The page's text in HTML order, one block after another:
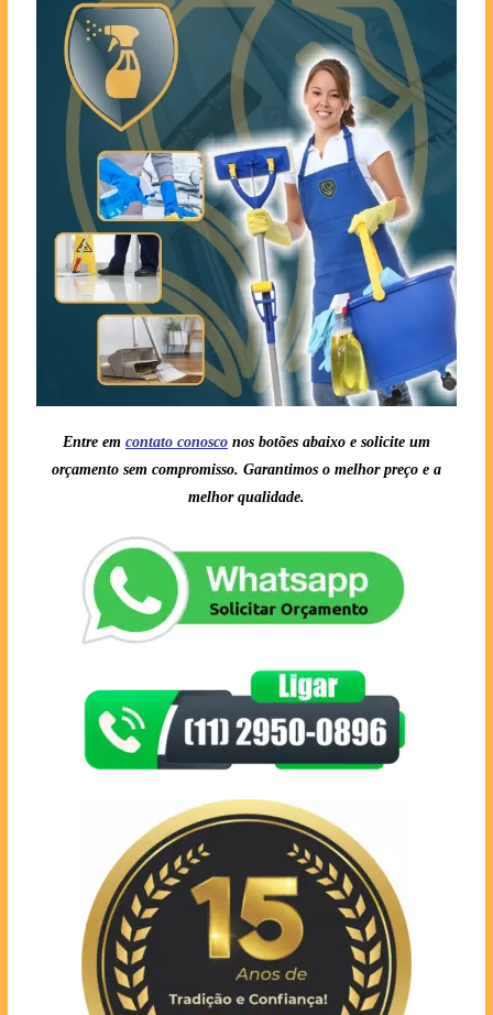
Entre em contato conosconos botões abaixo e solicite um
orçamento sem compromisso. Garantimos o melhor preço e a
melhor qualidade.